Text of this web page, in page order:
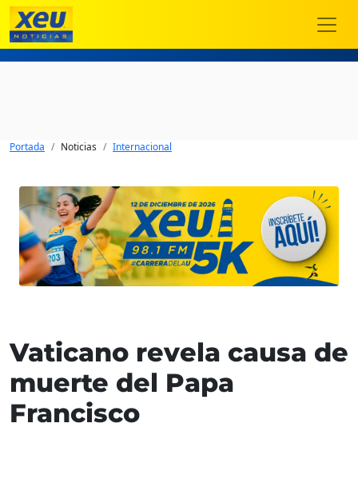
Portada Noticias Internacional
Vaticano revela causa de
muerte del Papa
Francisco